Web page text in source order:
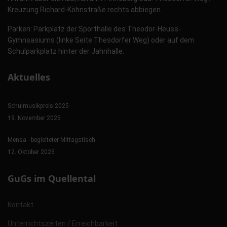
Kreuzung Richard-Köhnstraße rechts abbiegen.
Parken: Parkplatz der Sporthalle des Theodor-Heuss-
Gymnsasiums (linke Seite Thesdorfer Weg) oder auf dem
Schulparkplatz hinter der Jahnhalle.
Aktuelles
Schulmusikpreis 2025
19. November 2025
Mensa - begleiteter Mittagstisch
12. Oktober 2025
GuGs im Quellental
Kontakt
Unterrichtszeiten / Erreichbarkeit